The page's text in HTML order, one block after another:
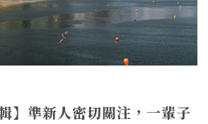
】準新人密切關注，一輩子